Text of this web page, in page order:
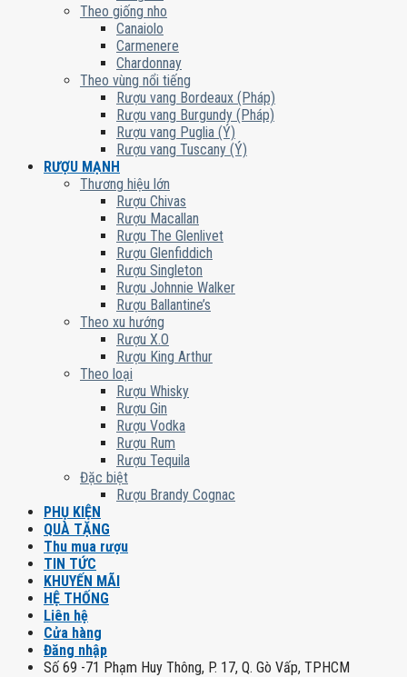
Theo giống nho
Canaiolo
Carmenere
Chardonnay
Theo vùng nổi tiếng
Rượu vang Bordeaux (Pháp)
Rượu vang Burgundy (Pháp)
Rượu vang Puglia (Ý)
Rượu vang Tuscany (Ý)
RƯỢU MẠNH
Thương hiệu lớn
Rượu Chivas
Rượu Macallan
Rượu The Glenlivet
Rượu Glenfiddich
Rượu Singleton
Rượu Johnnie Walker
Rượu Ballantine’s
Theo xu hướng
Rượu X.O
Rượu King Arthur
Theo loại
Rượu Whisky
Rượu Gin
Rượu Vodka
Rượu Rum
Rượu Tequila
Đặc biệt
Rượu Brandy Cognac
PHỤ KIỆN
QUÀ TẶNG
Thu mua rượu
TIN TỨC
KHUYẾN MÃI
HỆ THỐNG
Liên hệ
Cửa hàng
Đăng nhập
Số 69 -71 Phạm Huy Thông, P. 17, Q. Gò Vấp, TPHCM